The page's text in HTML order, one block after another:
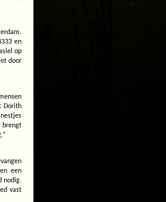
en
op
door
Dorith
brengt
een
nodig.
vast